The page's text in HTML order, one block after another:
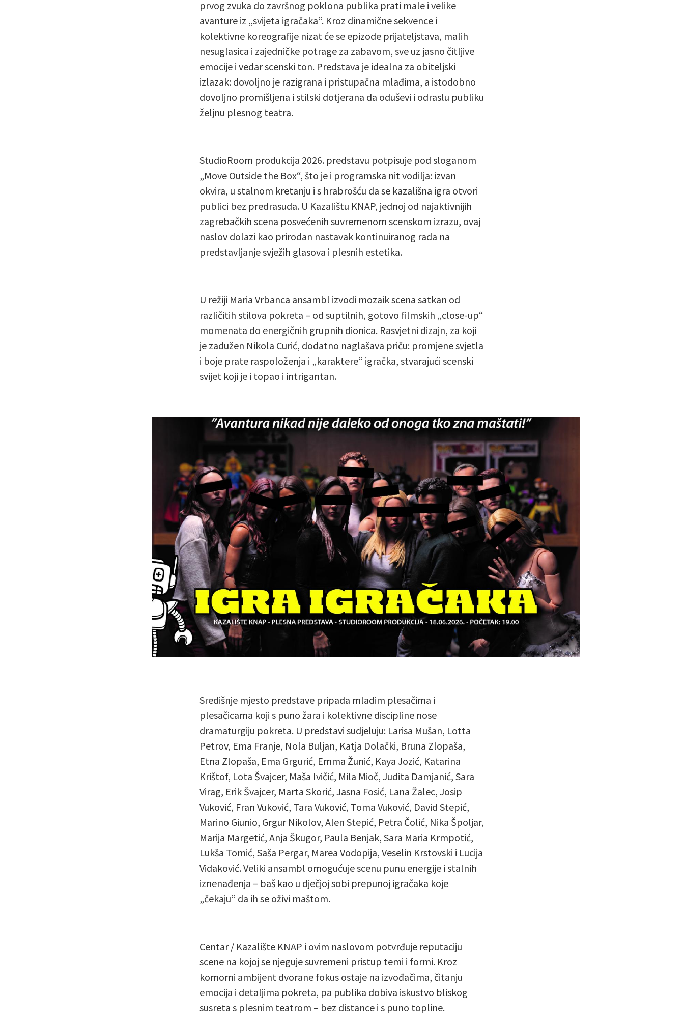
prvog zvuka do završnog poklona publika prati male i velike
avanture iz „svijeta igračaka“. Kroz dinamične sekvence i
kolektivne koreografije nizat će se epizode prijateljstava, malih
nesuglasica i zajedničke potrage za zabavom, sve uz jasno čitljive
emocije i vedar scenski ton. Predstava je idealna za obiteljski
izlazak: dovoljno je razigrana i pristupačna mlađima, a istodobno
dovoljno promišljena i stilski dotjerana da oduševi i odraslu publiku
željnu plesnog teatra.
StudioRoom produkcija 2026. predstavu potpisuje pod sloganom
„Move Outside the Box“, što je i programska nit vodilja: izvan
okvira, u stalnom kretanju i s hrabrošću da se kazališna igra otvori
publici bez predrasuda. U Kazalištu KNAP, jednoj od najaktivnijih
zagrebačkih scena posvećenih suvremenom scenskom izrazu, ovaj
naslov dolazi kao prirodan nastavak kontinuiranog rada na
predstavljanje svježih glasova i plesnih estetika.
U režiji Maria Vrbanca ansambl izvodi mozaik scena satkan od
različitih stilova pokreta – od suptilnih, gotovo filmskih „close-up“
momenata do energičnih grupnih dionica. Rasvjetni dizajn, za koji
je zadužen Nikola Curić, dodatno naglašava priču: promjene svjetla
i boje prate raspoloženja i „karaktere“ igračka, stvarajući scenski
svijet koji je i topao i intrigantan.
Središnje mjesto predstave pripada mladim plesačima i
plesačicama koji s puno žara i kolektivne discipline nose
dramaturgiju pokreta. U predstavi sudjeluju: Larisa Mušan, Lotta
Petrov, Ema Franje, Nola Buljan, Katja Dolački, Bruna Zlopaša,
Etna Zlopaša, Ema Grgurić, Emma Žunić, Kaya Jozić, Katarina
Krištof, Lota Švajcer, Maša Ivičić, Mila Mioč, Judita Damjanić, Sara
Virag, Erik Švajcer, Marta Skorić, Jasna Fosić, Lana Žalec, Josip
Vuković, Fran Vuković, Tara Vuković, Toma Vuković, David Stepić,
Marino Giunio, Grgur Nikolov, Alen Stepić, Petra Čolić, Nika Špoljar,
Marija Margetić, Anja Škugor, Paula Benjak, Sara Maria Krmpotić,
Lukša Tomić, Saša Pergar, Marea Vodopija, Veselin Krstovski i Lucija
Vidaković. Veliki ansambl omogućuje scenu punu energije i stalnih
iznenađenja – baš kao u dječjoj sobi prepunoj igračaka koje
„čekaju“ da ih se oživi maštom.
Centar / Kazalište KNAP i ovim naslovom potvrđuje reputaciju
scene na kojoj se njeguje suvremeni pristup temi i formi. Kroz
komorni ambijent dvorane fokus ostaje na izvođačima, čitanju
emocija i detaljima pokreta, pa publika dobiva iskustvo bliskog
susreta s plesnim teatrom – bez distance i s puno topline.